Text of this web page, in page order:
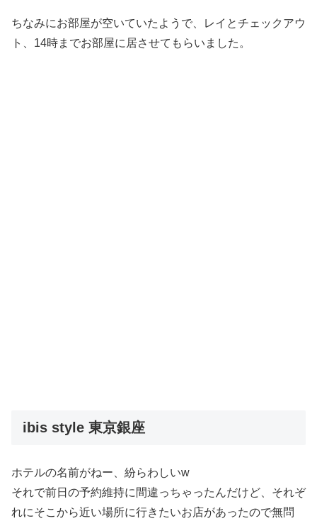
ちなみにお部屋が空いていたようで、レイとチェックアウ
ト、14時までお部屋に居させてもらいました。
ibis style 東京銀座
ホテルの名前がねー、紛らわしいw
それで前日の予約維持に間違っちゃったんだけど、それぞ
れにそこから近い場所に行きたいお店があったので無問